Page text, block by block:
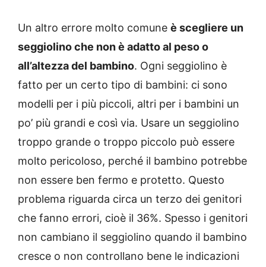
Un altro errore molto comune è scegliere un
seggiolino che non è adatto al peso o
all’altezza del bambino. Ogni seggiolino è
fatto per un certo tipo di bambini: ci sono
modelli per i più piccoli, altri per i bambini un
po’ più grandi e così via. Usare un seggiolino
troppo grande o troppo piccolo può essere
molto pericoloso, perché il bambino potrebbe
non essere ben fermo e protetto. Questo
problema riguarda circa un terzo dei genitori
che fanno errori, cioè il 36%. Spesso i genitori
non cambiano il seggiolino quando il bambino
cresce o non controllano bene le indicazioni